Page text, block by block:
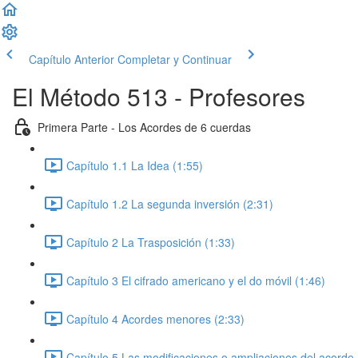
Capítulo Anterior Completar y Continuar
El Método 513 - Profesores
Primera Parte - Los Acordes de 6 cuerdas
Capítulo 1.1 La Idea (1:55)
Capítulo 1.2 La segunda inversión (2:31)
Capítulo 2 La Trasposición (1:33)
Capítulo 3 El cifrado americano y el do móvil (1:46)
Capítulo 4 Acordes menores (2:33)